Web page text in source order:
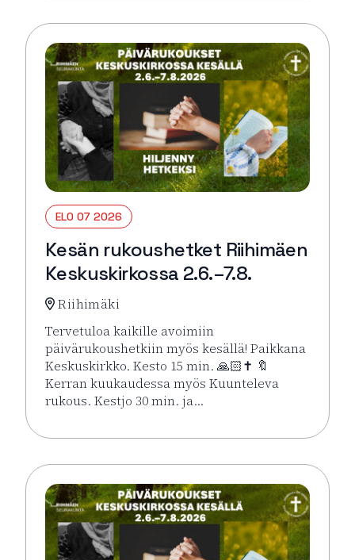
ELO 07 2026
Kesän rukoushetket Riihimäen
Keskuskirkossa 2.6.–7.8.
Riihimäki
Tervetuloa kaikille avoimiin
päivärukoushetkiin myös kesällä! Paikkana
Keskuskirkko. Kesto 15 min. 🙏🏻✝️ 🔖
Kerran kuukaudessa myös Kuunteleva
rukous. Kestjo 30 min. ja…
Lue lisää tapahtumasta Kesän rukoushetket